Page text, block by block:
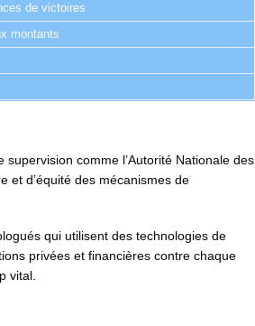
de victoires
montants
comme l’Autorité Nationale des
et d’équité des mécanismes de
qui utilisent des technologies de
privées et financières contre chaque
vital.